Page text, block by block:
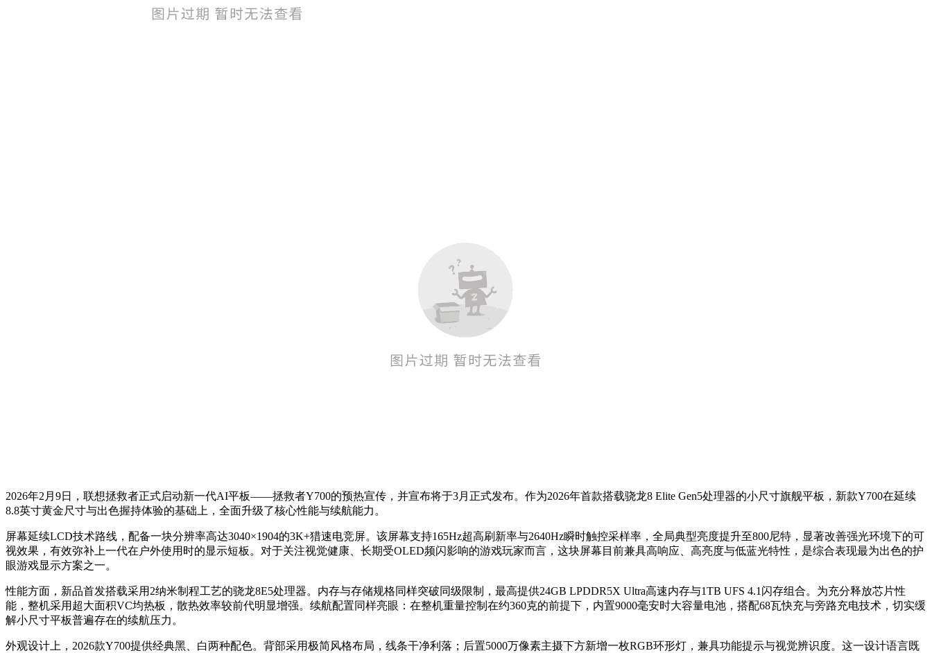
2026年2月9日，联想拯救者正式启动新一代AI平板——拯救者Y700的预热宣传，并宣布将于3月正式发布。作为2026年首款搭载骁龙8 Elite Gen5处理器的小尺寸旗舰平板，新款Y700在延续
8.8英寸黄金尺寸与出色握持体验的基础上，全面升级了核心性能与续航能力。
屏幕延续LCD技术路线，配备一块分辨率高达3040×1904的3K+猎速电竞屏。该屏幕支持165Hz超高刷新率与2640Hz瞬时触控采样率，全局典型亮度提升至800尼特，显著改善强光环境下的可
视效果，有效弥补上一代在户外使用时的显示短板。对于关注视觉健康、长期受OLED频闪影响的游戏玩家而言，这块屏幕目前兼具高响应、高亮度与低蓝光特性，是综合表现最为出色的护
眼游戏显示方案之一。
性能方面，新品首发搭载采用2纳米制程工艺的骁龙8E5处理器。内存与存储规格同样突破同级限制，最高提供24GB LPDDR5X Ultra高速内存与1TB UFS 4.1闪存组合。为充分释放芯片性
能，整机采用超大面积VC均热板，散热效率较前代明显增强。续航配置同样亮眼：在整机重量控制在约360克的前提下，内置9000毫安时大容量电池，搭配68瓦快充与旁路充电技术，切实缓
解小尺寸平板普遍存在的续航压力。
外观设计上，2026款Y700提供经典黑、白两种配色。背部采用极简风格布局，线条干净利落；后置5000万像素主摄下方新增一枚RGB环形灯，兼具功能提示与视觉辨识度。这一设计语言既